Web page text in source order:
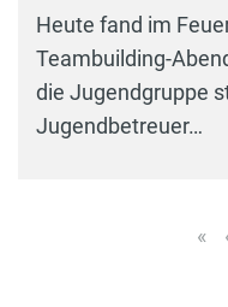
Heute fand im
Teambuilding-
die Jugendgruppe
Jugendbetreuer…
«